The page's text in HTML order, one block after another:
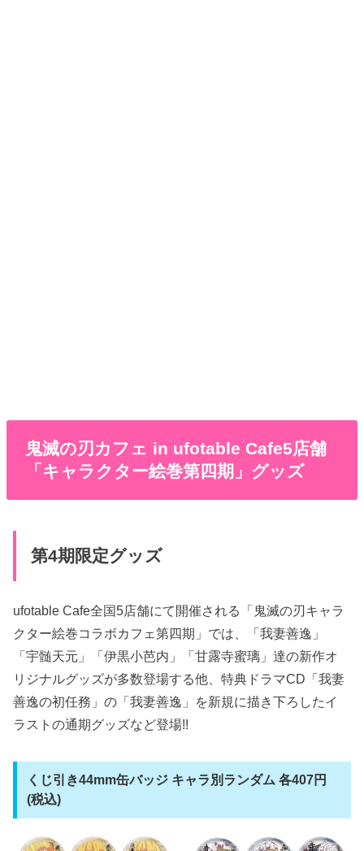
鬼滅の刃カフェ in ufotable Cafe5店舗
「キャラクター絵巻第四期」グッズ
第4期限定グッズ
ufotable Cafe全国5店舗にて開催される「鬼滅の刃キャラ
クター絵巻コラボカフェ第四期」では、「我妻善逸」
「宇髄天元」「伊黒小芭内」「甘露寺蜜璃」達の新作オ
リジナルグッズが多数登場する他、特典ドラマCD「我妻
善逸の初任務」の「我妻善逸」を新規に描き下ろしたイ
ラストの通期グッズなど登場!!
くじ引き44mm缶バッジ キャラ別ランダム 各407円
(税込)